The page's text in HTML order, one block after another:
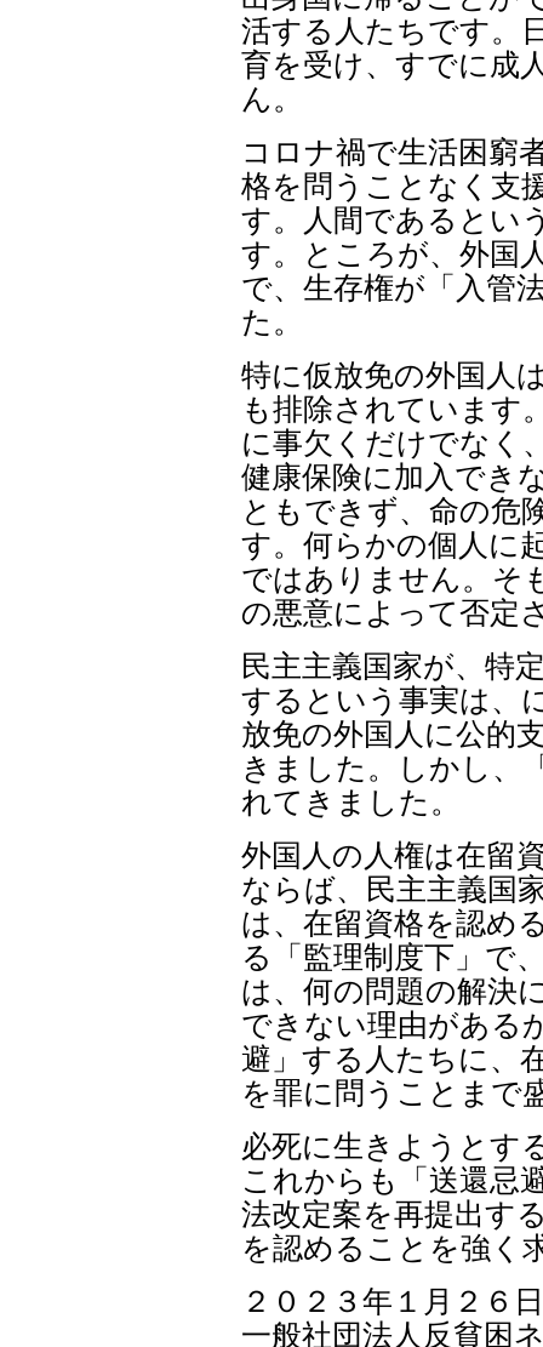
活する人たちです。
育を受け、すでに成
ん。
コロナ禍で生活困窮
格を問うことなく支
す。人間であるとい
す。ところが、外国
で、生存権が「入管
た。
特に仮放免の外国人
も排除されています
に事欠くだけでなく
健康保険に加入でき
ともできず、命の危
す。何らかの個人に
ではありません。そ
の悪意によって否定
民主主義国家が、特
するという事実は、
放免の外国人に公的
きました。しかし、
れてきました。
外国人の人権は在留
ならば、民主主義国
は、在留資格を認め
る「監理制度下」で
は、何の問題の解決
できない理由がある
避」する人たちに、
を罪に問うことまで
必死に生きようとす
これからも「送還忌
法改定案を再提出す
を認めることを強く
２０２３年１月２６
一般社団法人反貧困